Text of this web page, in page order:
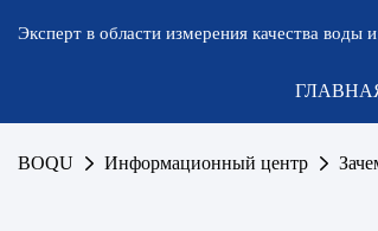
Эксперт в области измерения качества воды
BOQU Информационный центр